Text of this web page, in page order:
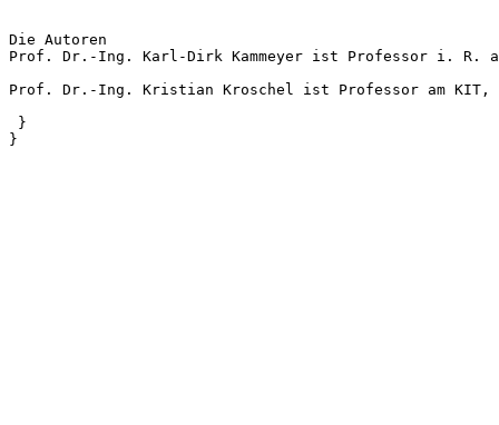
Die Autoren
Prof. Dr.-Ing. Karl-Dirk Kammeyer ist Professor i. R.
Prof. Dr.-Ing. Kristian Kroschel ist Professor am KIT,
}
}